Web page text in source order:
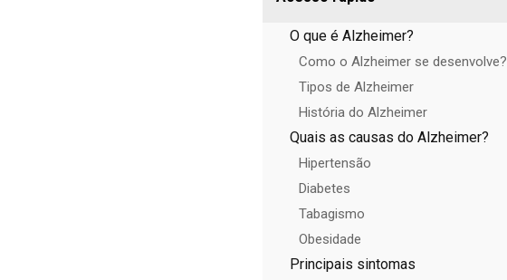
O que é Alzheimer?
Como o Alzheimer se desenvolve?
Tipos de Alzheimer
História do Alzheimer
Quais as causas do Alzheimer?
Hipertensão
Diabetes
Tabagismo
Obesidade
Principais sintomas